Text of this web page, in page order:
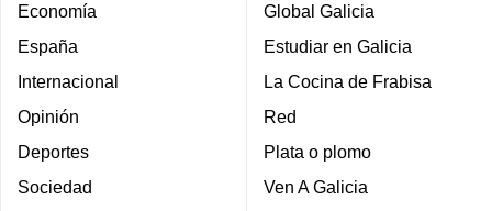
Economía
España
Internacional
Opinión
Deportes
Sociedad
Global Galicia
Estudiar en Galicia
La Cocina de Frabisa
Red
Plata o plomo
Ven A Galicia